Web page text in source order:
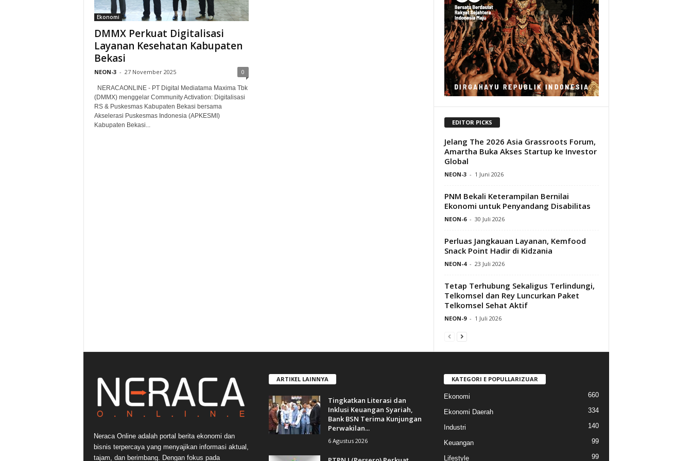
Ekonomi
DMMX Perkuat Digitalisasi
Layanan Kesehatan Kabupaten
Bekasi
NEON-3 - 27 November 2025 0
NERACAONLINE - PT Digital Mediatama Maxima Tbk
(DMMX) menggelar Community Activation: Digitalisasi
RS & Puskesmas Kabupaten Bekasi bersama
Akselerasi Puskesmas Indonesia (APKESMI)
Kabupaten Bekasi...
EDITOR PICKS
Jelang The 2026 Asia Grassroots Forum,
Amartha Buka Akses Startup ke Investor
Global
NEON-3 - 1 Juni 2026
PNM Bekali Keterampilan Bernilai
Ekonomi untuk Penyandang Disabilitas
NEON-6 - 30 Juli 2026
Perluas Jangkauan Layanan, Kemfood
Snack Point Hadir di Kidzania
NEON-4 - 23 Juli 2026
Tetap Terhubung Sekaligus Terlindungi,
Telkomsel dan Rey Luncurkan Paket
Telkomsel Sehat Aktif
NEON-9 - 1 Juli 2026
Neraca Online adalah portal berita ekonomi dan
bisnis terpercaya yang menyajikan informasi aktual,
tajam, dan berimbang. Dengan fokus pada
ARTIKEL LAINNYA
Tingkatkan Literasi dan
Inklusi Keuangan Syariah,
Bank BSN Terima Kunjungan
Perwakilan...
6 Agustus 2026
KATEGORI E POPULLARIZUAR
Ekonomi 660
Ekonomi Daerah 334
Industri 140
Keuangan 99
Lifestyle 99